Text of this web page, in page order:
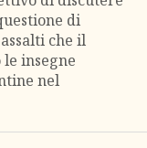
di
che il
insegne
nel